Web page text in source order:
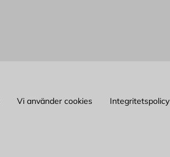
Vi använder cookies Integritetspolicy